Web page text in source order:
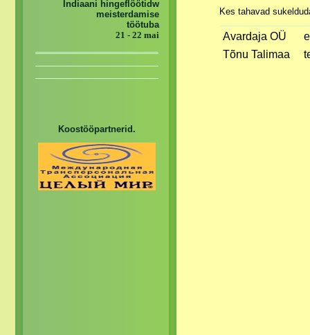
Kes tahavad
Avardaja OÜ
Tõnu Talimaa
Indiaani hingeflöötidw
meisterdamise
töötuba
21 - 22 mai
Koostööpartnerid.